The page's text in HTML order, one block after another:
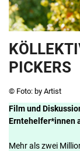
PICKERS
© Foto: by Artist
Film und
Erntehelfer*innen
Mehr als zwei